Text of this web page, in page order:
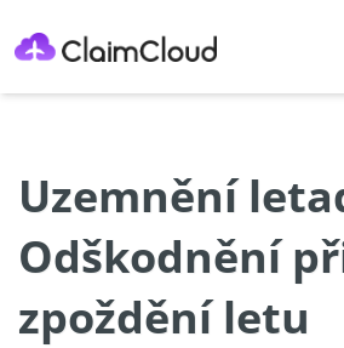
Uzemnění
Odškodnění
zpoždění letu